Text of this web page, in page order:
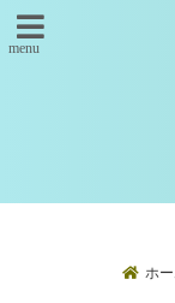
menu
ホ